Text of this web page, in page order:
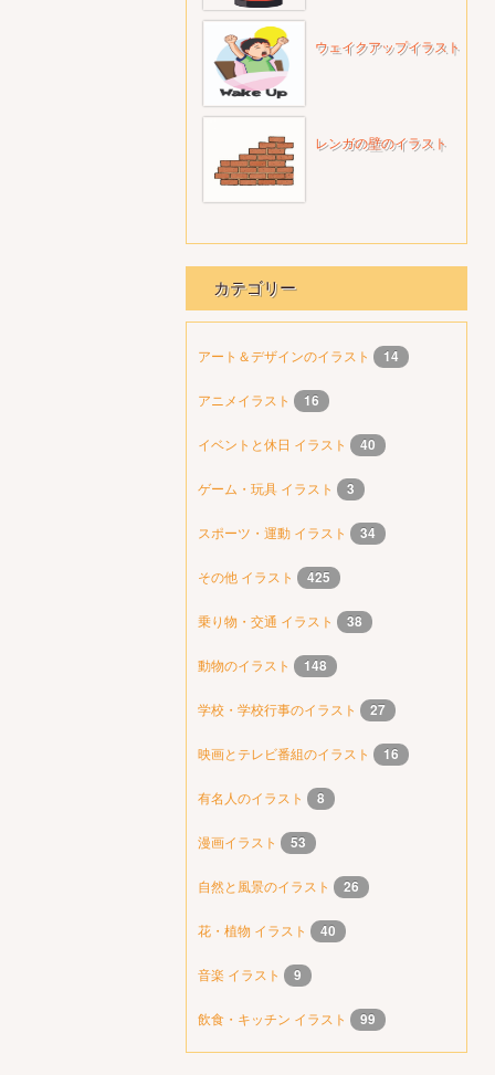
ウェイクアップイラスト
レンガの壁のイラスト
カテゴリー
アート＆デザインのイラスト 14
アニメイラスト 16
イベントと休日 イラスト 40
ゲーム・玩具 イラスト 3
スポーツ・運動 イラスト 34
その他 イラスト 425
乗り物・交通 イラスト 38
動物のイラスト 148
学校・学校行事のイラスト 27
映画とテレビ番組のイラスト 16
有名人のイラスト 8
漫画イラスト 53
自然と風景のイラスト 26
花・植物 イラスト 40
音楽 イラスト 9
飲食・キッチン イラスト 99